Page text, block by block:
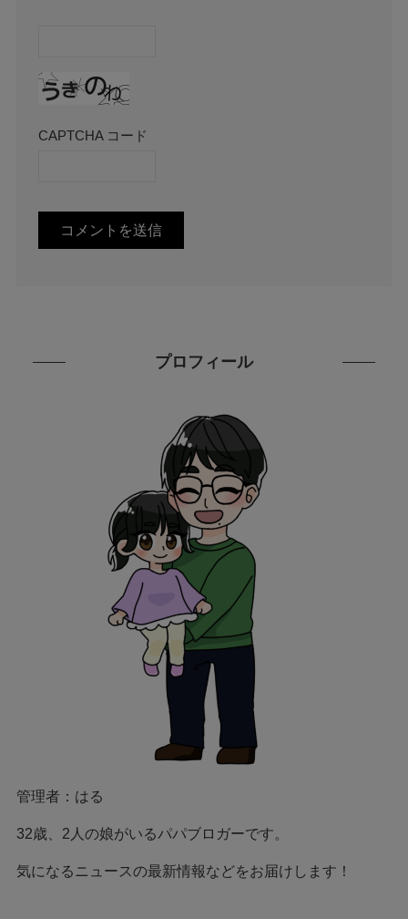
CAPTCHA コード
プロフィール
管理者：はる
32歳、2人の娘がいるパパブロガーです。
気になるニュースの最新情報などをお届けします！